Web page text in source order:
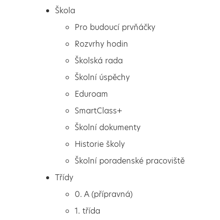
Pro budoucí prvňáčky
Rozvrhy hodin
Školská rada
Škola
Pro budoucí prvňáčky
Rozvrhy hodin
Školská rada
Školní úspěchy
Eduroam
SmartClass+
Školní dokumenty
Historie školy
Školní poradenské pracoviště
Třídy
0. A (přípravná)
1. třída
Nestresuj se stresem